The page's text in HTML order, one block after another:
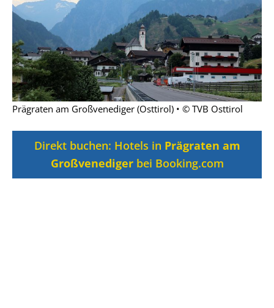
Prägraten am Großvenediger (Osttirol) • © TVB Osttirol
Direkt buchen: Hotels in Prägraten am
Großvenedigerbei Booking.com